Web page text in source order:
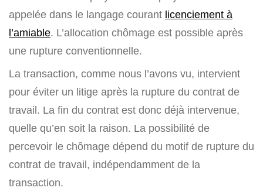
appelée dans le langage courant licenciement à
l’amiable. L’allocation chômage est possible après
une rupture conventionnelle.
La transaction, comme nous l’avons vu, intervient
pour éviter un litige après la rupture du contrat de
travail. La fin du contrat est donc déjà intervenue,
quelle qu’en soit la raison. La possibilité de
percevoir le chômage dépend du motif de rupture du
contrat de travail, indépendamment de la
transaction.